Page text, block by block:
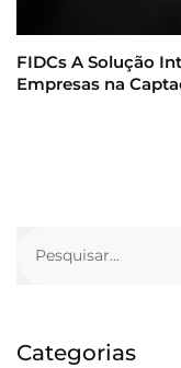
FIDCs A Solução
Empresas na
Categorias